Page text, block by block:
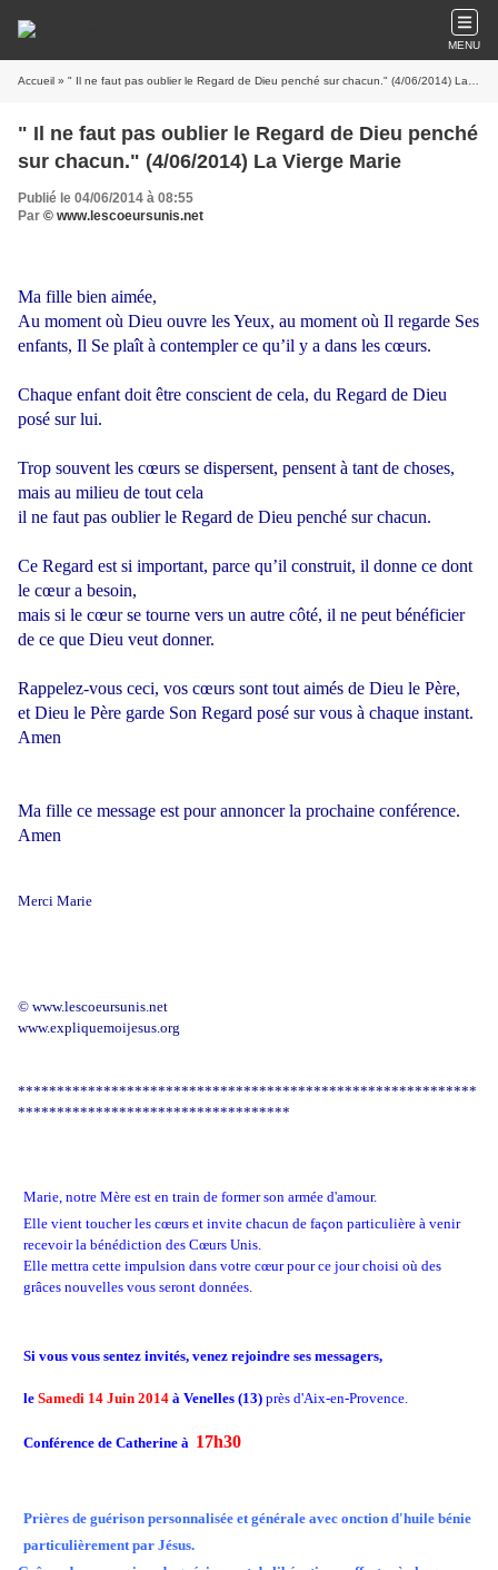
MENU
Accueil » " Il ne faut pas oublier le Regard de Dieu penché sur chacun." (4/06/2014) La Vierge Marie
" Il ne faut pas oublier le Regard de Dieu penché
sur chacun." (4/06/2014) La Vierge Marie
Publié le 04/06/2014 à 08:55
Par © www.lescoeursunis.net
Ma fille bien aimée,
Au moment où Dieu ouvre les Yeux, au moment où Il regarde Ses
enfants, Il Se plaît à contempler ce qu’il y a dans les cœurs.
Chaque enfant doit être conscient de cela, du Regard de Dieu
posé sur lui.
Trop souvent les cœurs se dispersent, pensent à tant de choses,
mais au milieu de tout cela
il ne faut pas oublier le Regard de Dieu penché sur chacun.
Ce Regard est si important, parce qu’il construit, il donne ce dont
le cœur a besoin,
mais si le cœur se tourne vers un autre côté, il ne peut bénéficier
de ce que Dieu veut donner.
Rappelez-vous ceci, vos cœurs sont tout aimés de Dieu le Père,
et Dieu le Père garde Son Regard posé sur vous à chaque instant.
Amen
Ma fille ce message est pour annoncer la prochaine conférence.
Amen
Merci Marie
© www.lescoeursunis.net
www.expliquemoijesus.org
***********************************************************
***********************************
Marie, notre Mère est en train de former son armée d'amour.
Elle vient toucher les cœurs et invite chacun de façon particulière à venir
recevoir la bénédiction des Cœurs Unis.
Elle mettra cette impulsion dans votre cœur pour ce jour choisi où des
grâces nouvelles vous seront données.
Si vous vous sentez invités, venez rejoindre ses messagers,
le Samedi 14 Juin 2014 à Venelles (13) près d'Aix-en-Provence.
Conférence de Catherine à 17h30
Prières de guérison personnalisée et générale avec onction d'huile bénie
particulièrement par Jésus.